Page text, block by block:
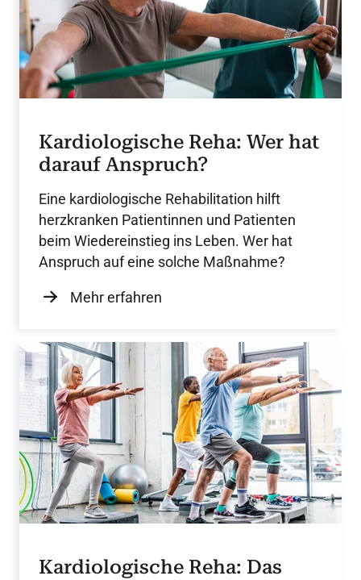
Kardiologische Reha: Wer hat
darauf Anspruch?
Eine kardiologische Rehabilitation hilft
herzkranken Patientinnen und Patienten
beim Wiedereinstieg ins Leben. Wer hat
Anspruch auf eine solche Maßnahme?
Mehr erfahren
Kardiologische Reha: Das